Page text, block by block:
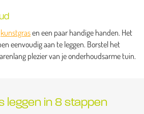
kunstgrasen een paar handige handen. Het
eenvoudig aan te leggen. Borstel het
plezier van je onderhoudsarme tuin.
leggen in 8 stappen